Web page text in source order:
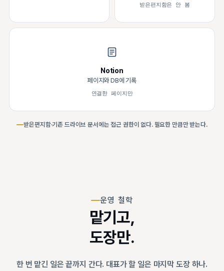
받은편지함은 안 봄
Notion
페이지와 DB에 기록
연결한 페이지만
받은편지함·기존 드라이브 문서에는 접근 권한이 없다. 필요한 만큼만 받는다.
운영 철학
맡기고,
도장만.
한 번 맡긴 일은 끝까지 간다. 대표가 할 일은 마지막 도장 하나.